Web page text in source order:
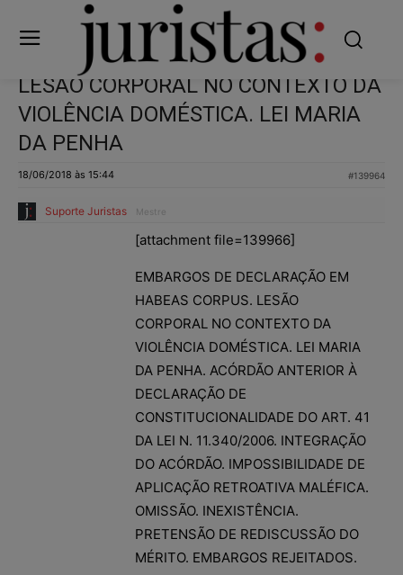
LESÃO CORPORAL NO CONTEXTO DA
VIOLÊNCIA DOMÉSTICA. LEI MARIA
DA PENHA
18/06/2018 às 15:44 #139964
Suporte Juristas Mestre
[attachment file=139966]
EMBARGOS DE DECLARAÇÃO EM
HABEAS CORPUS. LESÃO
CORPORAL NO CONTEXTO DA
VIOLÊNCIA DOMÉSTICA. LEI MARIA
DA PENHA. ACÓRDÃO ANTERIOR À
DECLARAÇÃO DE
CONSTITUCIONALIDADE DO ART. 41
DA LEI N. 11.340/2006. INTEGRAÇÃO
DO ACÓRDÃO. IMPOSSIBILIDADE DE
APLICAÇÃO RETROATIVA MALÉFICA.
OMISSÃO. INEXISTÊNCIA.
PRETENSÃO DE REDISCUSSÃO DO
MÉRITO. EMBARGOS REJEITADOS.